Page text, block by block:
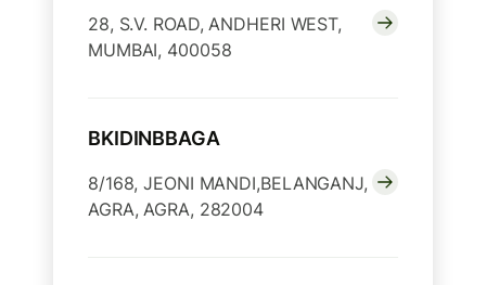
28, S.V. ROAD, ANDHERI WEST,
MUMBAI, 400058
BKIDINBBAGA
8/168, JEONI MANDI,BELANGANJ,
AGRA, AGRA, 282004